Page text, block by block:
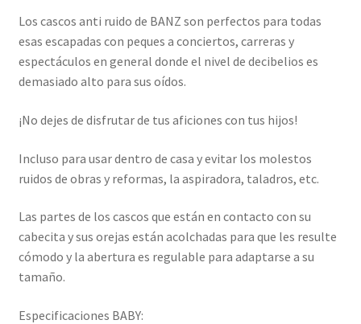
Los cascos anti ruido de BANZ son perfectos para todas
esas escapadas con peques a conciertos, carreras y
espectáculos en general donde el nivel de decibelios es
demasiado alto para sus oídos.
¡No dejes de disfrutar de tus aficiones con tus hijos!
Incluso para usar dentro de casa y evitar los molestos
ruidos de obras y reformas, la aspiradora, taladros, etc.
Las partes de los cascos que están en contacto con su
cabecita y sus orejas están acolchadas para que les resulte
cómodo y la abertura es regulable para adaptarse a su
tamaño.
Especificaciones BABY: